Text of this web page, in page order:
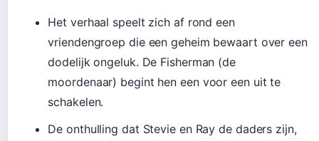
Het verhaal speelt zich af rond een
vriendengroep die een geheim bewaart over een
dodelijk ongeluk. De Fisherman (de
moordenaar) begint hen een voor een uit te
schakelen.
De onthulling dat Stevie en Ray de daders zijn,